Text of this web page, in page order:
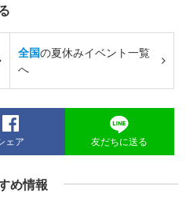
全国の夏休みイベント一覧
へ
ェア 友だちに送る
め情報